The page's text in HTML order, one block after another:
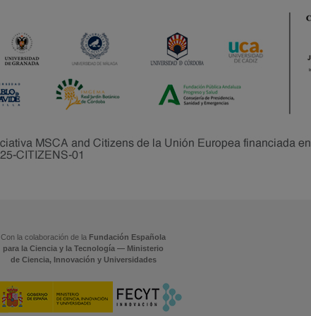
Con la colaboración de la Fundación Española
para la Ciencia y la Tecnología — Ministerio
de Ciencia, Innovación y Universidades